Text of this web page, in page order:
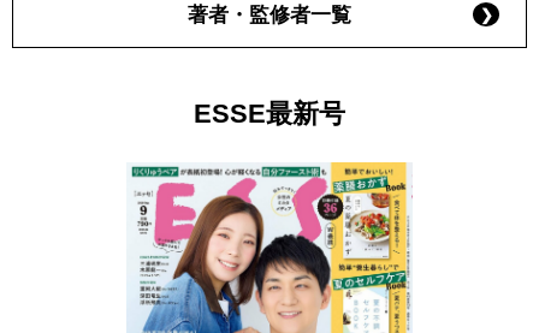
著者・監修者一覧
ESSE最新号